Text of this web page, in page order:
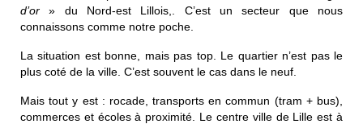
d’or » du Nord-est Lillois,. C’est un secteur que nous
connaissons comme notre poche.
La situation est bonne, mais pas top. Le quartier n’est pas le
plus coté de la ville. C’est souvent le cas dans le neuf.
Mais tout y est : rocade, transports en commun (tram + bus),
commerces et écoles à proximité. Le centre ville de Lille est à